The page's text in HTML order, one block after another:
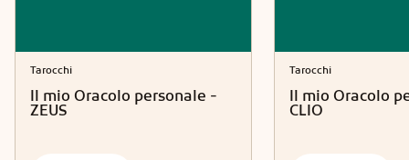
Tarocchi
Il mio Oracolo personale -
ZEUS
Tarocchi
Il mio Oracolo
CLIO